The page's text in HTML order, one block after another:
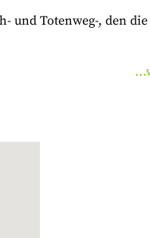
und Totenweg-, den